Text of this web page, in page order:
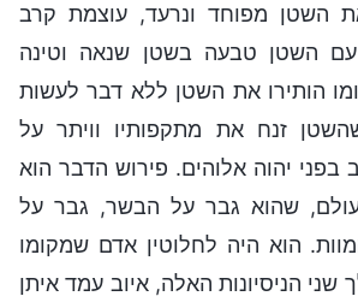
השטן מפוחד ונרעד, עוצמת קרב
עם השטן טבעה בשטן שנאה וטינה
הותירו את השטן ללא דבר לעשות
זנח את מתקפותיו וויתר על
בפני יהוה אלוהים. פירוש הדבר הוא
שהוא גבר על הבשר, גבר על
הוא היה לחלוטין אדם שמקומו
הניסיונות האלה, איוב עמד איתן